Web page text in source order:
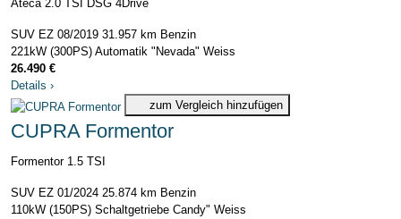
Ateca 2.0 TSI DSG 4Drive
SUV EZ 08/2019 31.957 km Benzin
221kW (300PS) Automatik "Nevada" Weiss
26.490 €
Details ›
zum Vergleich hinzufügen
CUPRA Formentor
Formentor 1.5 TSI
SUV EZ 01/2024 25.874 km Benzin
110kW (150PS) Schaltgetriebe Candy" Weiss